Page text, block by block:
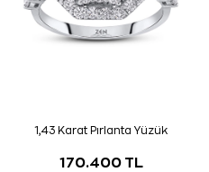
1,43 Karat Pırlanta Yüzük
170.400 TL